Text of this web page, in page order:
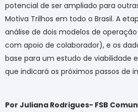
potencial de ser ampliado para
Motiva Trilhos em todo o Brasil. A
análise de dois modelos de
com apoio de colaborador), e os
base para um estudo de viabilidade
que indicará os próximos passos de
Por Juliana Rodrigues- FSB